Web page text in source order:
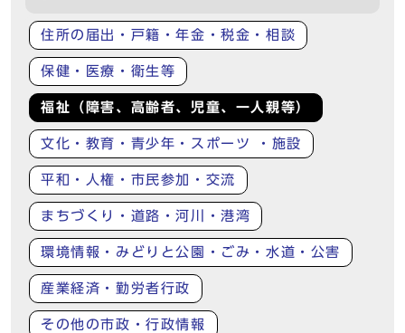
住所の届出・戸籍・年金・税金・相談
保健・医療・衛生等
福祉（障害、高齢者、児童、一人親等）
文化・教育・青少年・スポーツ ・施設
平和・人権・市民参加・交流
まちづくり・道路・河川・港湾
環境情報・みどりと公園・ごみ・水道・公害
産業経済・勤労者行政
その他の市政・行政情報